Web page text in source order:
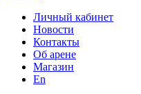
Личный кабинет
Новости
Контакты
Об арене
Магазин
En